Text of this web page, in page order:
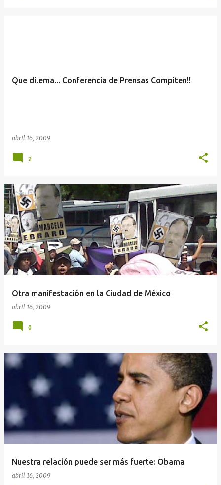
Que dilema... Conferencia de Prensas Compiten!!
abril 16, 2009
2
Otra manifestación en la Ciudad de México
abril 16, 2009
0
Nuestra relación puede ser más fuerte: Obama
abril 16, 2009